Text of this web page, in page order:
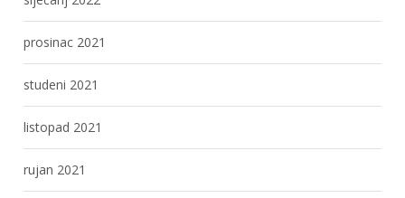
prosinac 2021
studeni 2021
listopad 2021
rujan 2021